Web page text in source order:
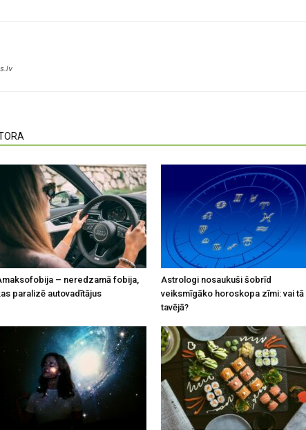
– neredzamā fobija,
paralizē autovadītājus
Astrologi nosaukuši šobrīd
veiksmīgāko horoskopa zīmi: vai tā
tavējā?